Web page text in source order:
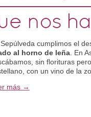
nos
cumplimos el
al horno de leña. En
sin florituras
con un vino de la
más →